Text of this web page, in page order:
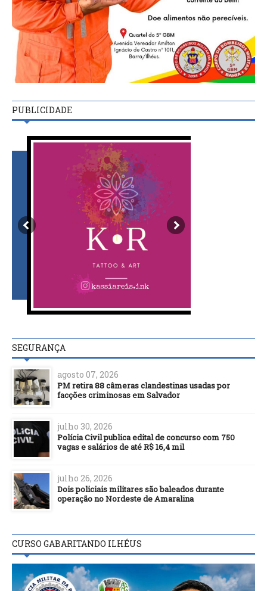
PUBLICIDADE
SEGURANÇA
agosto 07, 2026
PM retira 88 câmeras clandestinas usadas por
facções criminosas em Salvador
julho 30, 2026
Polícia Civil publica edital de concurso com 750
vagas e salários de até R$ 16,4 mil
julho 26, 2026
Dois policiais militares são baleados durante
operação no Nordeste de Amaralina
CURSO GABARITANDO ILHÉUS